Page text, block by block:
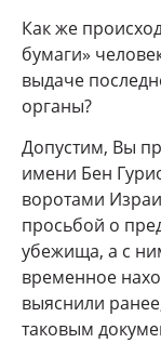
Как же
бумаги»
выдаче
органы?
Допустим, Вы
имени Бен
воротами
просьбой о
убежища, а с
временное
выяснили
таковым